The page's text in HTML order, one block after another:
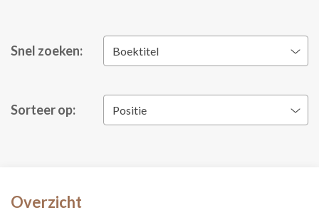
Snel zoeken: Boektitel
Sorteer op: Positie
Overzicht